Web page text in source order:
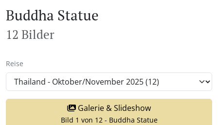
Buddha Statue
12 Bilder
Reise
Galerie & Slideshow
Bild 1 von 12 - Buddha Statue